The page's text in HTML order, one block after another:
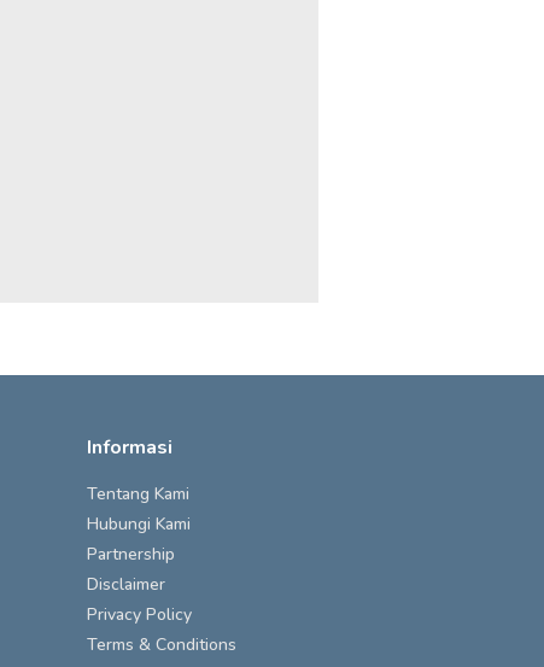
Informasi
Tentang Kami
Hubungi Kami
Partnership
Disclaimer
Privacy Policy
Terms & Conditions